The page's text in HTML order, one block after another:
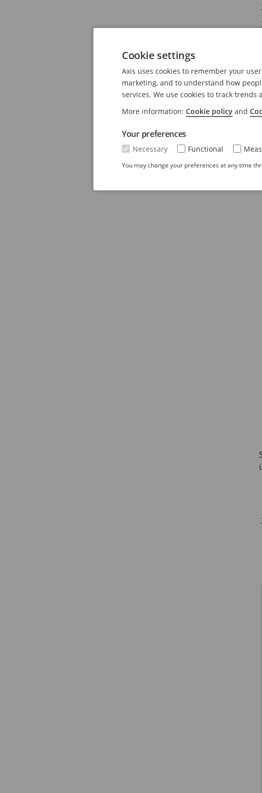
Cookie settings
Axis uses cookies to remember your
marketing, and to understand how
services. We use cookies to track
More information: Cookie policy and
Your preferences
Necessary Functional
You may change your preferences at any time